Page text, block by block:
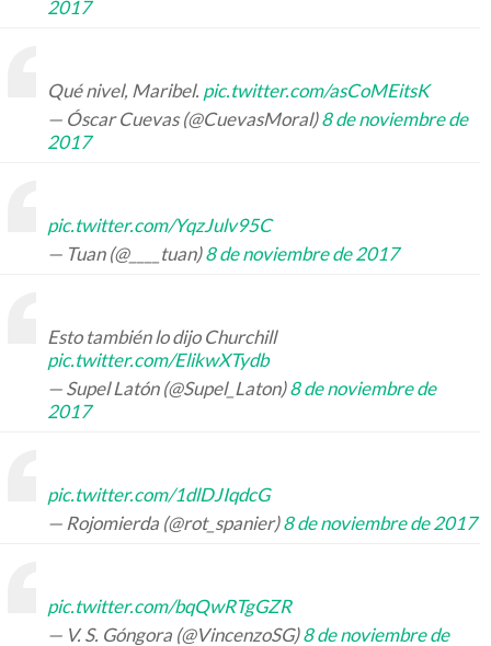
2017
Qué nivel, Maribel. pic.twitter.com/asCoMEitsK
— Óscar Cuevas (@CuevasMoral)8 de noviembre de
2017
pic.twitter.com/YqzJulv95C
— Tuan (@____tuan)8 de noviembre de 2017
Esto también lo dijo Churchill
pic.twitter.com/ElikwXTydb
— Supel Latón (@Supel_Laton)8 de noviembre de
2017
pic.twitter.com/1dlDJIqdcG
— Rojomierda (@rot_spanier)8 de noviembre de 2017
pic.twitter.com/bqQwRTgGZR
— V. S. Góngora (@VincenzoSG)8 de noviembre de